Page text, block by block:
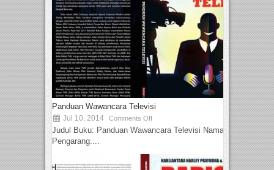
Panduan Wawancara Televisi
Jul 10, 2014 Comments Off
Judul Buku: Panduan Wawancara Televisi Nama
Pengarang:...